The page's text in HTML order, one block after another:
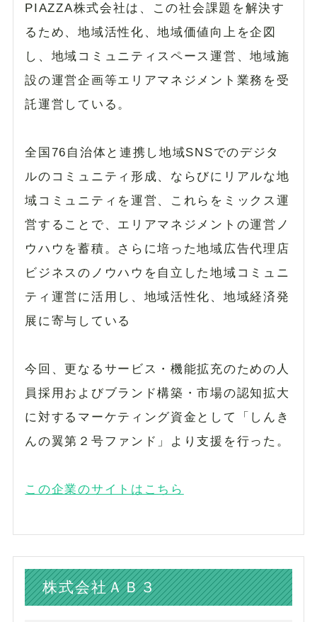
PIAZZA株式会社は、この社会課題を解決す
るため、地域活性化、地域価値向上を企図
し、地域コミュニティスペース運営、地域施
設の運営企画等エリアマネジメント業務を受
託運営している。
全国76自治体と連携し地域SNSでのデジタ
ルのコミュニティ形成、ならびにリアルな地
域コミュニティを運営、これらをミックス運
営することで、エリアマネジメントの運営ノ
ウハウを蓄積。さらに培った地域広告代理店
ビジネスのノウハウを自立した地域コミュニ
ティ運営に活用し、地域活性化、地域経済発
展に寄与している
今回、更なるサービス・機能拡充のための人
員採用およびブランド構築・市場の認知拡大
に対するマーケティング資金として「しんき
んの翼第２号ファンド」より支援を行った。
この企業のサイトはこちら
株式会社ＡＢ３